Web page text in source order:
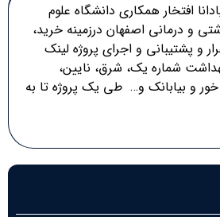
افتخار همکاری دانشگاه علوم
و درمانی اصفهان درزمینه خرید،
و پشتیبانی و اجرای پروژه لینک
شماره یک، شرق، نایین،
خور و بیابانک و… طی یک پروژه تا به